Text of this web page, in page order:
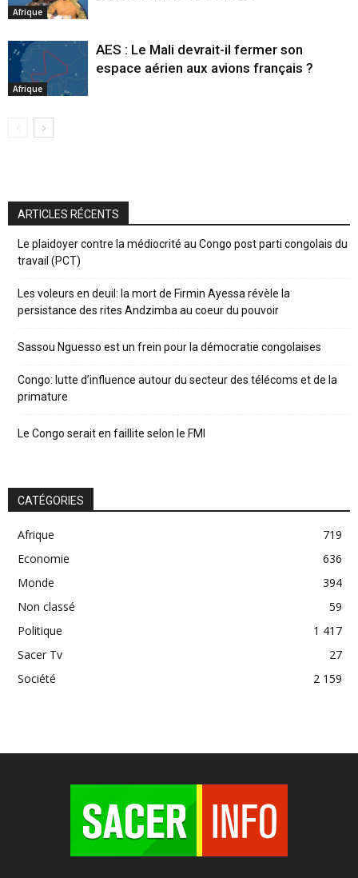
Afrique
Afrique
AES : Le Mali devrait-il fermer son
espace aérien aux avions français ?
ARTICLES RÉCENTS
Le plaidoyer contre la médiocrité au Congo post parti congolais du
travail (PCT)
Les voleurs en deuil: la mort de Firmin Ayessa révèle la
persistance des rites Andzimba au coeur du pouvoir
Sassou Nguesso est un frein pour la démocratie congolaises
Congo: lutte d’influence autour du secteur des télécoms et de la
primature
Le Congo serait en faillite selon le FMI
CATÉGORIES
Afrique
719
Economie
636
Monde
394
Non classé
59
Politique
1 417
Sacer Tv
27
Société
2 159